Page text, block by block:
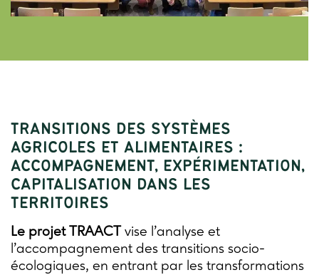
TRANSITIONS DES SYSTÈMES
AGRICOLES ET ALIMENTAIRES :
ACCOMPAGNEMENT, EXPÉRIMENTATION,
CAPITALISATION DANS LES
TERRITOIRES
Le projet TRAACT vise l’analyse et
l’accompagnement des transitions socio-
écologiques, en entrant par les transformations